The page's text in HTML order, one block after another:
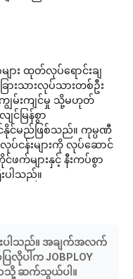
ား ထုတ်လုပ်ရောင်းချ
းသားလုပ်သားတစ်ဦး
ကျွမ်းကျင်မှု သို့မဟုတ်
မြန်စွာ
င်မည်ဖြစ်သည်။ ကုမ္ပဏီ
ငန်းများကို လုပ်ဆောင်
ဖက်များနှင့် နီးကပ်စွာ
ပါသည်။
ပါသည်။ အချက်အလက်
လိုပါက JOBPLOY
သို့ ဆက်သွယ်ပါ။